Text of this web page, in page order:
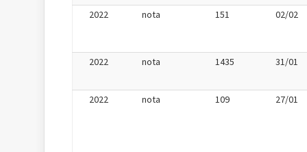
2022 nota 151 02/02
2022 nota 1435 31/01
2022 nota 109 27/01